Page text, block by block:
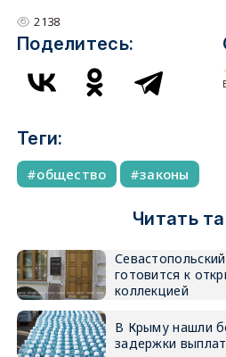
2138
Поделитесь:
Теги:
общество законы
Читать
готовится к
коллекцией
В Крыму нашли
задержки